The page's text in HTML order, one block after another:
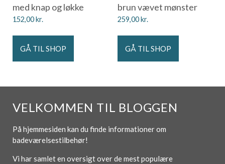
med knap og løkke
152,00kr.
GÅ TIL SHOP
brun vævet mønster
259,00kr.
GÅ TIL SHOP
VELKOMMEN TIL BLOGGEN
På hjemmesiden kan du finde informationer om
badeværelsestilbehør!
Vi har samlet en oversigt over de mest populære